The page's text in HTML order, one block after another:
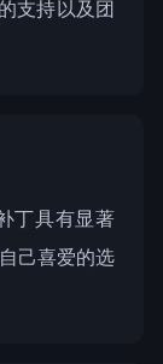
支持以及团
丁具有显著
己喜爱的选